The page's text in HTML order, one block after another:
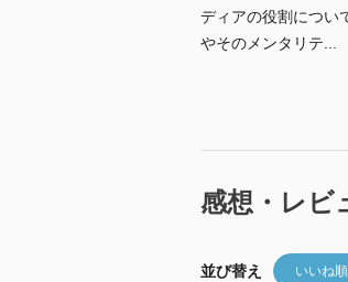
ディアの役割につい
やそのメンタリテ...
感想・レビ
並び替え いいね順